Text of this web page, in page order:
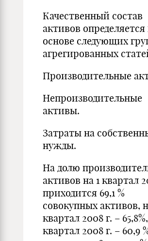
Качественный состав
активов определяется
основе следующих
агрегированных
Производительные
Непроизводительные
активы.
Затраты на
нужды.
На долю
активов на 1 квартал
приходится 69,1 %
совокупных активов,
квартал 2008 г. –
квартал 2008 г. – 60,9